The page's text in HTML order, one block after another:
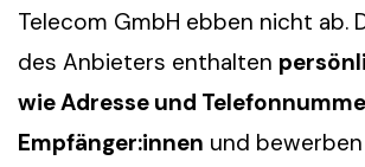
Telecom GmbH ebben nicht ab.
des Anbieters enthalten
wie Adresse und
Empfänger:innen und